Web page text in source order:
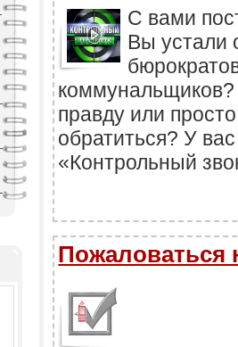
С вами
Вы устали
правду или
обратиться? У
«Контрольный
Пожаловаться